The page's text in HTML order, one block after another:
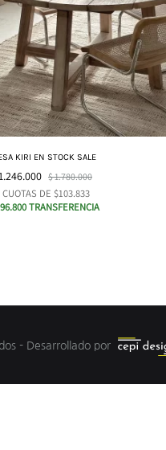
KIRI EN STOCK SALE
1.246.000 $1.780.000
DE $103.833
TRANSFERENCIA
- Desarrollado por